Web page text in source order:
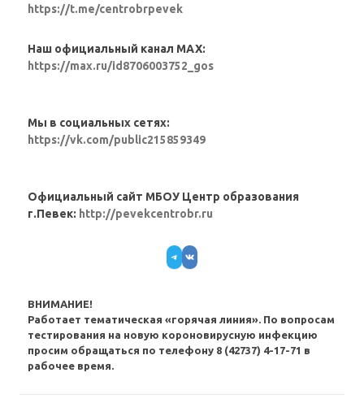
https://t.me/centrobrpevek
Наш официальный канал MAX:
https://max.ru/id8706003752_gos
Мы в социальных сетях:
https://vk.com/public215859349
Официальный сайт МБОУ Центр образования
г.Певек: http://pevekcentrobr.ru
Telegram
VK
ВНИМАНИЕ!
Работает тематическая «горячая линия». По вопросам
тестирования на новую короновирусную инфекцию
просим обращаться по телефону 8 (42737) 4-17-71 в
рабочее время.